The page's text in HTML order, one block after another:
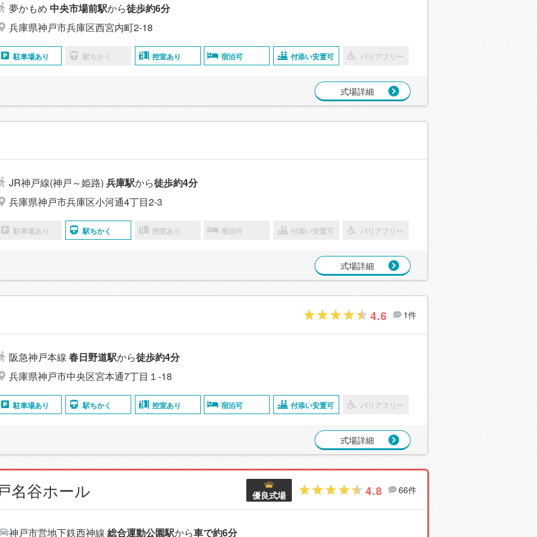
夢かもめ 中央市場前駅から徒歩約6分
兵庫県神戸市兵庫区西宮内町2-18
駐車場あり 駅ちかく 控室あり 宿泊可 付添い安置可 バリアフリー
式場詳細
JR神戸線(神戸～姫路) 兵庫駅から徒歩約4分
兵庫県神戸市兵庫区小河通4丁目2-3
駐車場あり 駅ちかく 控室あり 宿泊可 付添い安置可 バリアフリー
式場詳細
4.6 1件
阪急神戸本線 春日野道駅から徒歩約4分
兵庫県神戸市中央区宮本通7丁目１-18
駐車場あり 駅ちかく 控室あり 宿泊可 付添い安置可 バリアフリー
式場詳細
名谷ホール 優良式場 4.8 66件
神戸市営地下鉄西神線 総合運動公園駅から車で約6分